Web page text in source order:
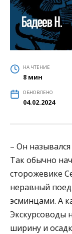
НА ЧТЕНИЕ
8 мин
ОБНОВЛЕНО
04.02.2024
– Он
Так обычно
сторожевике
неравный
эсминцами. А
Экскурсоводы
ширину и